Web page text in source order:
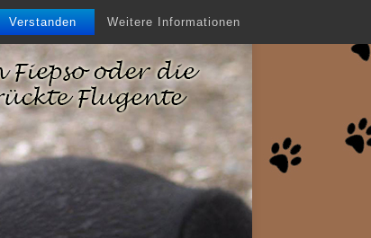
Verstanden Weitere Informationen